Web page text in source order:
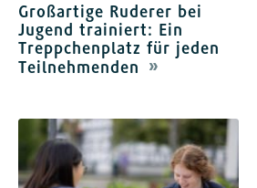
Großartige Ruderer bei
Jugend trainiert: Ein
Treppchenplatz für jeden
Teilnehmenden